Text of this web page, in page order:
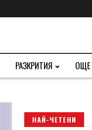
РАЗКРИТИЯ ОЩЕ
НАЙ-ЧЕТЕНИ